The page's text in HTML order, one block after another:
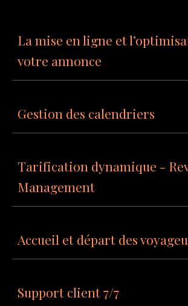
La mise en ligne et
votre annonce
Gestion des calendriers
Tarification dynamique -
Management
Accueil et départ des
Support client 7/7